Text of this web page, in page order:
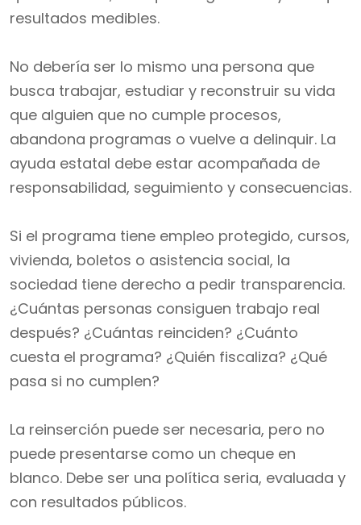
resultados medibles.
No debería ser lo mismo una persona que
busca trabajar, estudiar y reconstruir su vida
que alguien que no cumple procesos,
abandona programas o vuelve a delinquir. La
ayuda estatal debe estar acompañada de
responsabilidad, seguimiento y consecuencias.
Si el programa tiene empleo protegido, cursos,
vivienda, boletos o asistencia social, la
sociedad tiene derecho a pedir transparencia.
¿Cuántas personas consiguen trabajo real
después? ¿Cuántas reinciden? ¿Cuánto
cuesta el programa? ¿Quién fiscaliza? ¿Qué
pasa si no cumplen?
La reinserción puede ser necesaria, pero no
puede presentarse como un cheque en
blanco. Debe ser una política seria, evaluada y
con resultados públicos.